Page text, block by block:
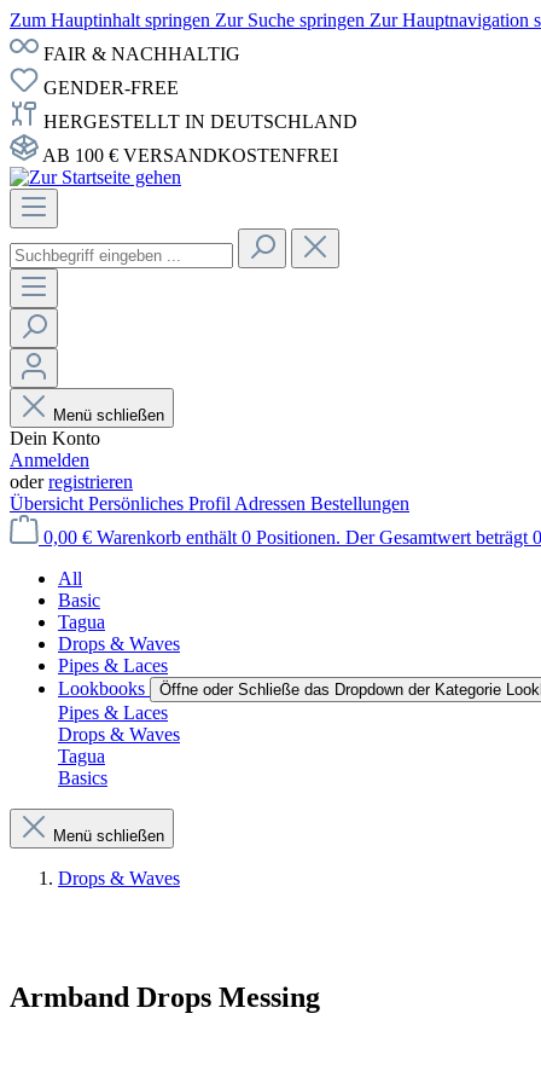
Zum Hauptinhalt springen Zur Suche springen Zur Hauptnavigation
FAIR & NACHHALTIG
GENDER-FREE
HERGESTELLT IN DEUTSCHLAND
AB 100 € VERSANDKOSTENFREI
Menü schließen
Dein Konto
Anmelden
oderregistrieren
Übersicht Persönliches Profil Adressen Bestellungen
0,00 € Warenkorb enthält 0 Positionen. Der Gesamtwert beträgt
All
Basic
Tagua
Drops & Waves
Pipes & Laces
Lookbooks
Öffne oder Schließe das Dropdown der Kategorie
Pipes & Laces
Drops & Waves
Tagua
Basics
Menü schließen
Drops & Waves
Armband Drops Messing